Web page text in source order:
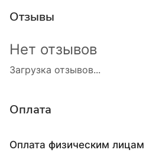
Отзывы
Загрузка отзывов...
Нет отзывов
Оплата
Оплата физическим